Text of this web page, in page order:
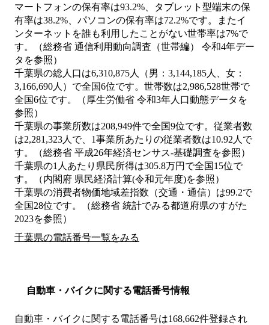
マートフォンの保有率は93.2%、タブレット型端末の保
有率は38.2%、パソコンの保有率は72.2%です。またイ
ンターネットを誰も利用したことがない世帯率は7%で
す。（総務省 通信利用動向調査（世帯編） 令和4年デー
タを参照）
千葉県の総人口は6,310,875人（男：3,144,185人、女：
3,166,690人）で全国6位です。世帯数は2,986,528世帯で
全国6位です。（厚生労働省 令和3年人口動態データを
参照）
千葉県の事業所数は208,949件で全国9位です。従業者数
は2,281,323人で、1事業所あたりの従業者数は10.92人で
す。（総務省 平成26年経済センサス‐基礎調査を参照）
千葉県の1人あたり県民所得は305.8万円で全国15位で
す。（内閣府 県民経済計算(令和元年度)を参照）
千葉県の消費者物価地域差指数（交通・通信）は99.2で
全国28位です。（総務省 統計でみる都道府県のすがた
2023を参照）
千葉県の電話番号一覧をみる
自動車・バイクに関する電話番号情報
自動車・バイクに関する電話番号は168,662件登録され